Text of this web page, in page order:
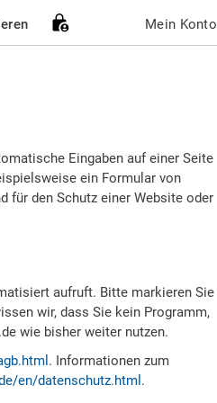
Mein Konto
Eingaben auf einer Seite
ein Formular von
für den Schutz einer Website oder
aufruft. Bitte markieren Sie
wir, dass Sie kein Programm,
wie bisher weiter nutzen.
. Informationen zum
en/datenschutz.html .